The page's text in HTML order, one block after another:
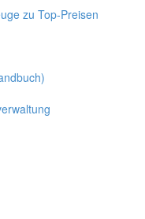
zu Top-Preisen